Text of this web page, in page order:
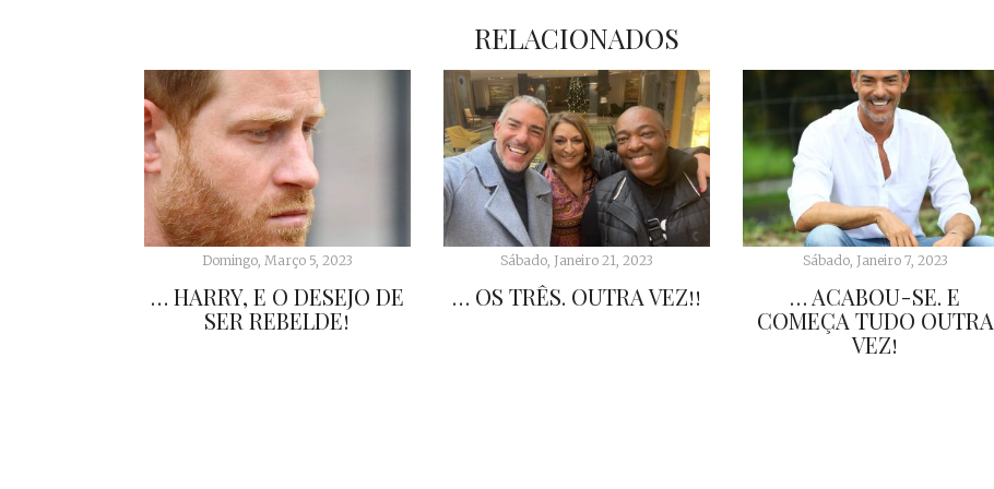
RELACIONADOS
Domingo, Março 5, 2023
… HARRY, E O DESEJO DE
SER REBELDE!
Sábado, Janeiro 21, 2023
… OS TRÊS. OUTRA VEZ!!
Sábado, Janeiro 7, 2023
… ACABOU-SE. E
COMEÇA TUDO OUTRA
VEZ!